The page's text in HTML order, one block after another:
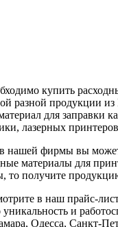
купить
разной продукции
для заправки
лазерных
нашей фирмы вы
материалы для
получите
в наш прайс-
уникальность и
Одесса, Санкт-